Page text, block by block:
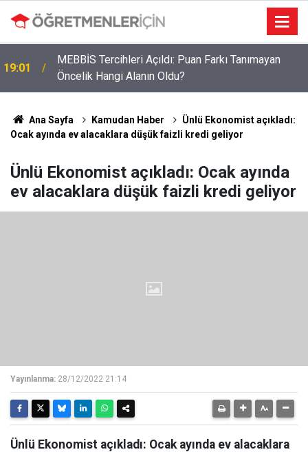
19:01
MEBBİS Tercihleri Açıldı: Puan Farkı Tanımayan
Öncelik Hangi Alanın Oldu?
Ana Sayfa Kamudan Haber
Ünlü Ekonomist açıkladı:
Ocak ayında ev alacaklara düşük faizli kredi geliyor
Ünlü Ekonomist açıkladı: Ocak ayında
ev alacaklara düşük faizli kredi geliyor
Yayınlanma: 28/12/2022 21:14
Ünlü Ekonomist açıkladı: Ocak ayında ev alacaklara